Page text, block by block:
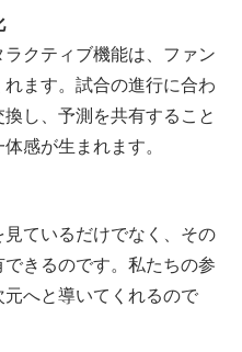
クティブ機能は、ファン
ます。試合の進行に合わ
し、予測を共有すること
感が生まれます。
ているだけでなく、その
きるのです。私たちの参
へと導いてくれるので